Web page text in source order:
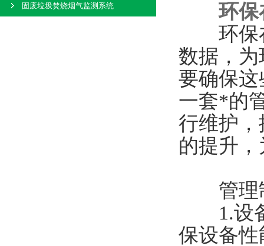
固废垃圾焚烧烟气监测系统
环保
环保在
数据，
要确保
一套*的
行维护
的提升
管理
1.设备
保设备